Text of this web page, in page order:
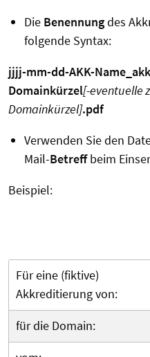
Die Benennungdes
folgende Syntax:
jjjj-mm-dd-AKK-
Domainkürzel[-eventuelle
Domainkürzel].pdf
Verwenden Sie den
Mail-Betreffbeim
Beispiel:
Für eine (fiktive)
Akkreditierung von:
für die Domain: